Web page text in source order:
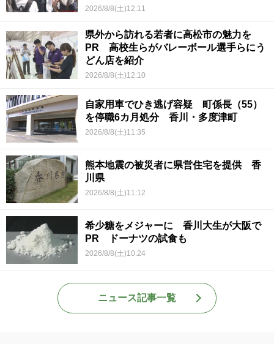
2026/8/8(土)12:11
県外から訪れる若者に高松市の魅力を
PR 高校生らがバレーボール選手らにう
どん店を紹介
2026/8/8(土)12:10
自家用車でひき逃げ容疑 町係長（55）
を停職6カ月処分 香川・多度津町
2026/8/8(土)11:35
熊本地震の被災者に県営住宅を提供 香
川県
2026/8/8(土)11:12
希少糖をメジャーに 香川大生が大阪で
PR ドーナツの試食も
2026/8/8(土)10:24
ニュース記事一覧